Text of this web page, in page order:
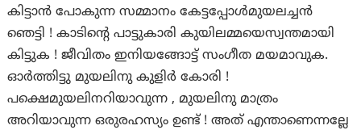
കിട്ടാൻ പോകുന്ന സമ്മാനം കേട്ടപ്പോൾമുയലച്ചൻ
ഞെട്ടി ! കാടിന്റെ പാട്ടുകാരി കുയിലമ്മയെസ്വന്തമായി
കിട്ടുക ! ജീവിതം ഇനിയങ്ങോട്ട് സംഗീത മയമാവുക.
ഓർത്തിട്ടു മുയലിനു കുളിർ കോരി !
പക്ഷെമുയലിനറിയാവുന്ന , മുയലിനു മാത്രം
അറിയാവുന്ന ഒരുരഹസ്യം ഉണ്ട് ! അത് എന്താണെന്നല്ലേ